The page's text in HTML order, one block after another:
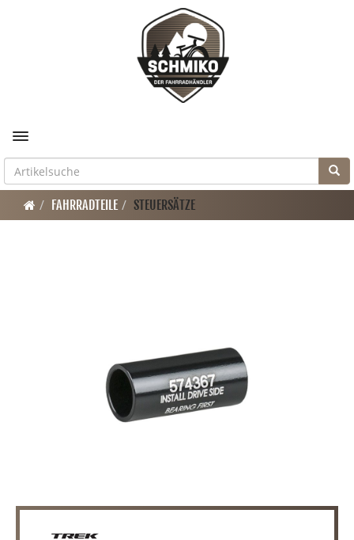
Toggle navigation
FAHRRADTEILE STEUERSÄTZE